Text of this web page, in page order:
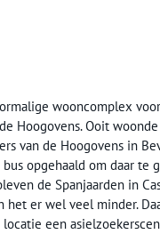
wooncomplex
Hoogovens. Ooit
van de Hoogovens in
opgehaald om daar te
de Spanjaarden in
het er wel veel minder.
een